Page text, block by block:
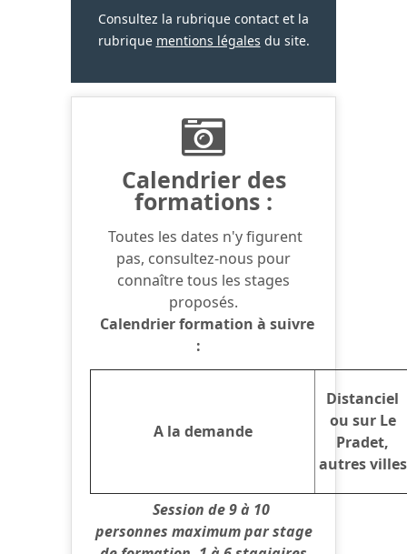
Consultez la rubrique contact et la
rubrique mentions légales du site.
Calendrier des
formations :
Toutes les dates n'y figurent
pas, consultez-nous pour
connaître tous les stages
proposés.
Calendrier formation à suivre
:
A la demande
Distanciel
ou sur Le
Pradet,
autres villes
Session de 9 à 10
personnes maximum par stage